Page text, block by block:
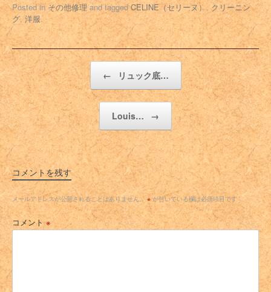
Posted in その他修理 and taggedCELINE（セリーヌ）,クリーニン
グ,洋服.
Post navigation
← リュック底…
Louis… →
コメントを残す
メールアドレスが公開されることはありません。 ※が付いている欄は必須項目です
コメント※